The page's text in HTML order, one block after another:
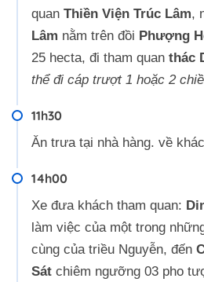
quan Thiền Viện Trúc Lâm,
Lâm nằm trên đồi Phượng
25 hecta, đi tham quan thác
thể đi cáp trượt 1 hoặc 2
11h30
Ăn trưa tại nhà hàng. về
14h00
Xe đưa khách tham quan:
làm việc của một trong
cùng của triều Nguyễn, đến
Sát chiêm ngưỡng 03 pho